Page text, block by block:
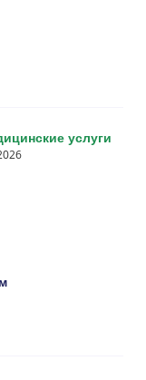
услуги